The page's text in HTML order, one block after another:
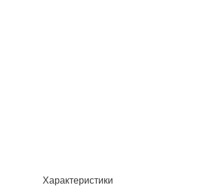
Характеристики